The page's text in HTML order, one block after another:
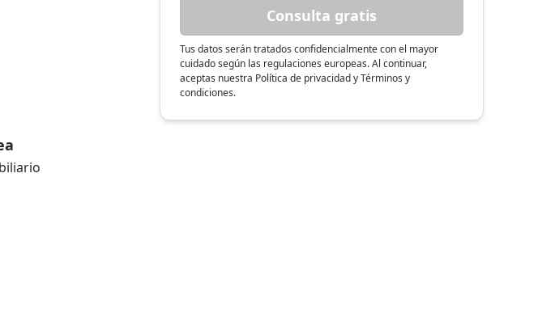
Consulta gratis
Tus datos serán tratados confidencialmente con el mayor
cuidado según las regulaciones europeas. Al continuar,
aceptas nuestra Política de privacidad y Términos y
condiciones.